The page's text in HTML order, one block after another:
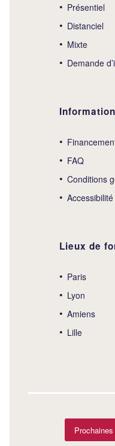
Présentiel
Distanciel
Mixte
Demande
FAQ
Conditions
Accessibilité
Lieux de
Paris
Lyon
Amiens
Lille